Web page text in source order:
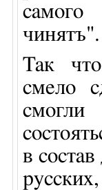
самого
чинятъ".
Так
смело
в